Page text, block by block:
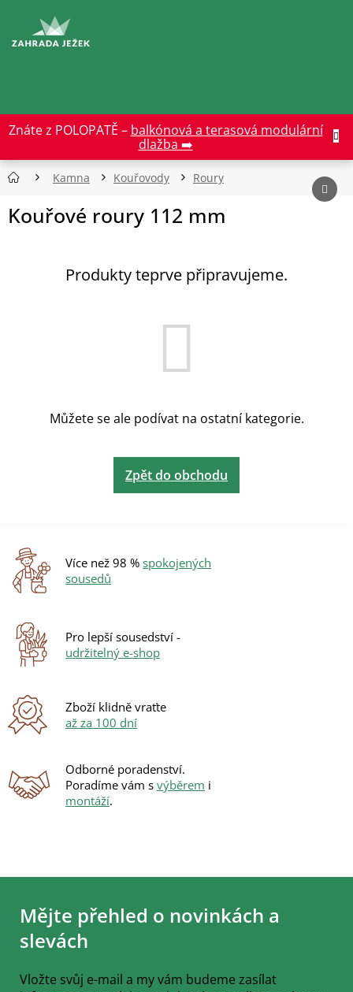
obsah
Znáte z POLOPATĚ – balkónová a terasová modulární
dlažba ➡️
Kamna Kouřovody Roury
Kouřové roury 112 mm
Produkty teprve připravujeme.
Můžete se ale podívat na ostatní kategorie.
Zpět do obchodu
Více než 98 % spokojených
sousedů
Pro lepší sousedství -
udržitelný e-shop
Zboží klidně vraťte
až za 100 dní
Odborné poradenství.
Poradíme vám s výběrem i
montáží.
Z
Mějte přehled o novinkách a
slevách
Vložte svůj e-mail a my vám budeme zasílat